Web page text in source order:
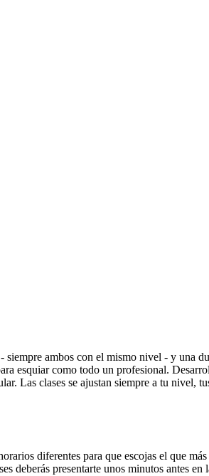
ambos con el mismo nivel - y una
esquiar como todo un profesional.
Las clases se ajustan siempre a tu nivel,
diferentes para que escojas el que
deberás presentarte unos minutos antes